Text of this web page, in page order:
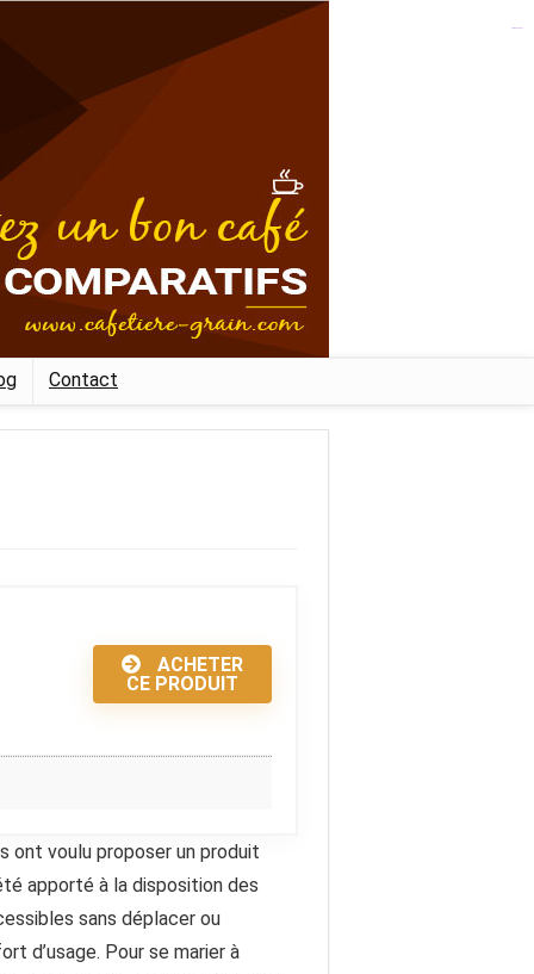
Contact
ACHETER
CE PRODUIT
ont voulu proposer un produit
apporté à la disposition des
sans déplacer ou
d’usage. Pour se marier à